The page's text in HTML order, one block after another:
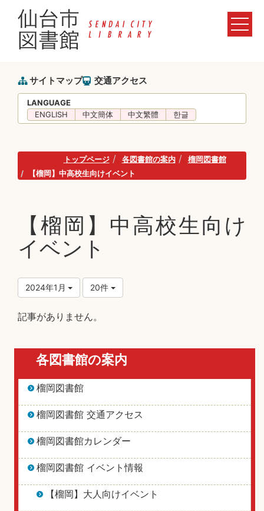
サイトマップ 交通アクセス
LANGUAGE
ENGLISH
中文簡体 中文繁體 한글
トップページ 各図書館の案内
榴岡図書館
【榴岡】中高校生向けイベント
【榴岡】中高校生向け
イベント
2024年1月 20件
記事がありません。
各図書館の案内
榴岡図書館
榴岡図書館 交通アクセス
榴岡図書館カレンダー
榴岡図書館 イベント情報
【榴岡】大人向けイベント